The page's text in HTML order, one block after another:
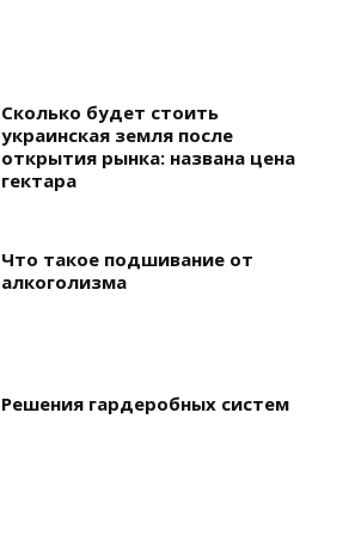
Сколько будет стоить
украинская земля после
открытия рынка: названа цена
гектара
Что такое подшивание от
алкоголизма
Решения гардеробных систем